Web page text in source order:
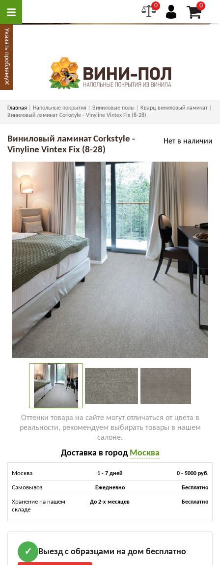
0 0
Главная Напольные покрытия Виниловые полы
Кварц виниловый ламинат
Виниловый ламинат Corkstyle - Vinyline Vintex Fix (8-28)
Нет в наличии
Виниловый ламинат Corkstyle -
Vinyline Vintex Fix (8-28)
Оттенки товара на сайте могут отличаться от цвета в
реальности, рекомендуем выбирать товары в нашем
салоне.
Доставка в город Москва
Москва 1 - 7 дней 0 - 5000 руб.
Самовывоз Ежедневно Бесплатно
Хранение на нашем
складе
До 2-х месяцев Бесплатно
✓ Выезд с образцами на дом бесплатно
Указать проблему
×